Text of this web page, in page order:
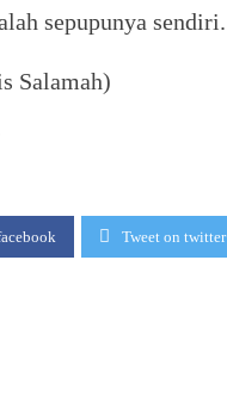
sepupunya sendiri.
Salamah)
Tweet on twitter